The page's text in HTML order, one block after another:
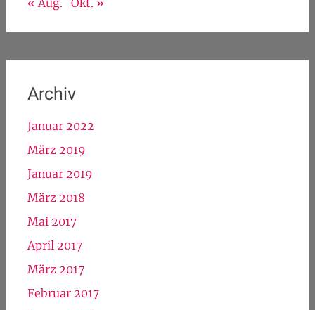
« Aug. Okt. »
Archiv
Januar 2022
März 2019
Januar 2019
März 2018
Mai 2017
April 2017
März 2017
Februar 2017